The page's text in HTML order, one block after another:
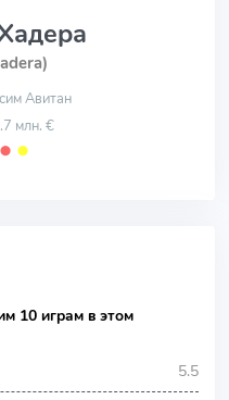
Авитан
млн. €
⬤ ⬤
10 играм в этом
5.5